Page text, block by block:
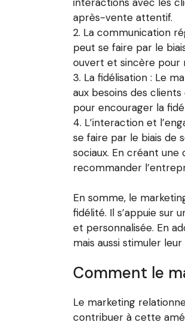
après-vente attentif.
La communication
peut se faire par le
ouvert et sincère pour
La fidélisation : Le
aux besoins des
pour encourager la
L’interaction et
se faire par le biais de
sociaux. En créant
recommander
En somme, le
fidélité. Il s’appuie sur
et personnalisée. En
mais aussi stimuler
Comment le
Le marketing
contribuer à cette